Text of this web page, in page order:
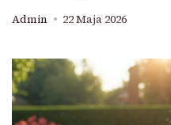
Admin 22 Maja 2026